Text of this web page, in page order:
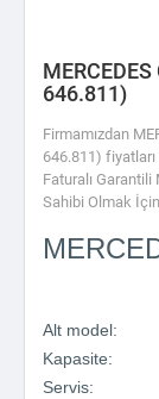
646.811)
Firmamızdan
646.811) fiyatları
Faturalı Garantili
Sahibi Olmak
Alt model:
Kapasite:
Servis: